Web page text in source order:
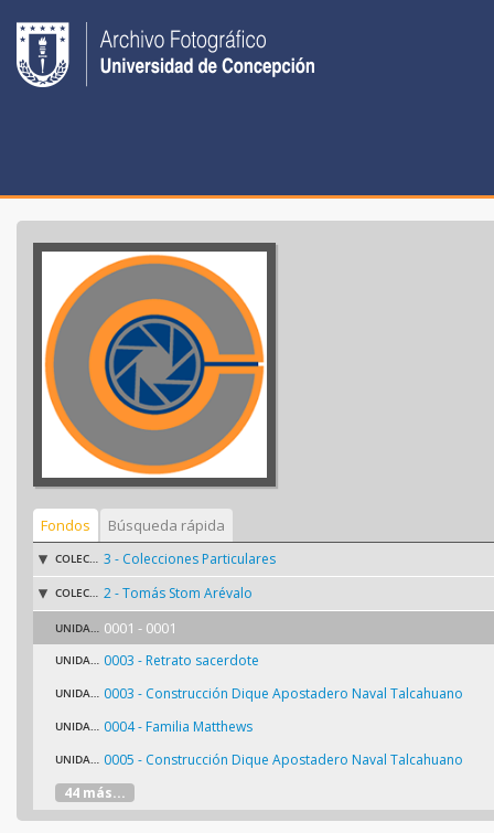
Fondos Búsqueda rápida
COLECCIÓN 3 - Colecciones Particulares
COLECCIÓN 2 - Tomás Stom Arévalo
UNIDAD DOCUMENTAL SIMPLE 0001 - 0001
UNIDAD DOCUMENTAL SIMPLE 0003 - Retrato sacerdote
UNIDAD DOCUMENTAL SIMPLE 0003 - Construcción Dique Apostadero Naval Talcahuano
UNIDAD DOCUMENTAL SIMPLE 0004 - Familia Matthews
UNIDAD DOCUMENTAL SIMPLE 0005 - Construcción Dique Apostadero Naval Talcahuano
44 más...